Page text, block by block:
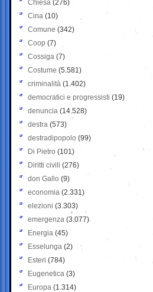
Chiesa (276)
Cina (10)
Comune (342)
Coop (7)
Cossiga (7)
Costume (5.581)
criminalità (1.402)
democratici e progressisti (19)
denuncia (14.528)
destra (573)
destradipopolo (99)
Di Pietro (101)
Diritti civili (276)
don Gallo (9)
economia (2.331)
elezioni (3.303)
emergenza (3.077)
Energia (45)
Esselunga (2)
Esteri (784)
Eugenetica (3)
Europa (1.314)